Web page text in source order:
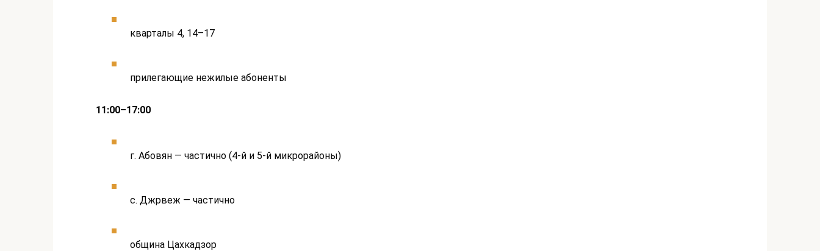
кварталы 4, 14–17
прилегающие нежилые абоненты
11:00–17:00
г. Абовян — частично (4-й и 5-й микрорайоны)
с. Джрвеж — частично
община Цахкадзор